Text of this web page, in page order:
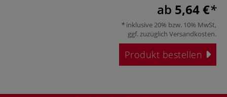
ab 5,64 €
inklusive 20% bzw. 10% MwSt,
ggf. zuzüglich Versandkosten.
Produkt bestellen